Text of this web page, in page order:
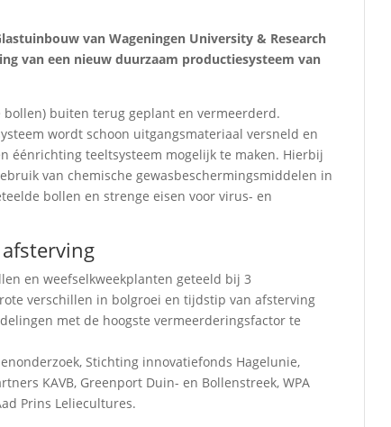
van Wageningen University & Research
van een nieuw duurzaam productiesysteem van
buiten terug geplant en vermeerderd.
wordt schoon uitgangsmateriaal versneld en
éénrichting teeltsysteem mogelijk te maken. Hierbij
van chemische gewasbeschermingsmiddelen in
bollen en strenge eisen voor virus- en
en weefselkweekplanten geteeld bij 3
verschillen in bolgroei en tijdstip van afsterving
met de hoogste vermeerderingsfactor te
Stichting innovatiefonds Hagelunie,
KAVB, Greenport Duin- en Bollenstreek, WPA
Prins Leliecultures.